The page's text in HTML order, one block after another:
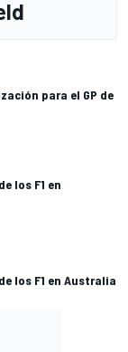
para el GP de
los F1 en
los F1 en Australia